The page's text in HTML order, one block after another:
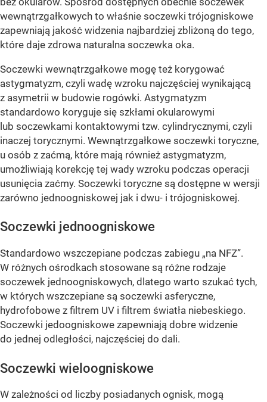
wewnątrzgałkowych to właśnie soczewki trójogniskowe
zapewniają jakość widzenia najbardziej zbliżoną do tego,
które daje zdrowa naturalna soczewka oka.
Soczewki wewnątrzgałkowe mogę też korygować
astygmatyzm, czyli wadę wzroku najczęściej wynikającą
z asymetrii w budowie rogówki. Astygmatyzm
standardowo koryguje się szkłami okularowymi
lub soczewkami kontaktowymi tzw. cylindrycznymi, czyli
inaczej torycznymi. Wewnątrzgałkowe soczewki toryczne,
u osób z zaćmą, które mają również astygmatyzm,
umożliwiają korekcję tej wady wzroku podczas operacji
usunięcia zaćmy. Soczewki toryczne są dostępne w wersji
zarówno jednoogniskowej jak i dwu- i trójogniskowej.
Soczewki jednoogniskowe
Standardowo wszczepiane podczas zabiegu „na NFZ”.
W różnych ośrodkach stosowane są różne rodzaje
soczewek jednoogniskowych, dlatego warto szukać tych,
w których wszczepiane są soczewki asferyczne,
hydrofobowe z filtrem UV i filtrem światła niebeskiego.
Soczewki jedoogniskowe zapewniają dobre widzenie
do jednej odległości, najczęściej do dali.
Soczewki wieloogniskowe
W zależności od liczby posiadanych ognisk, mogą